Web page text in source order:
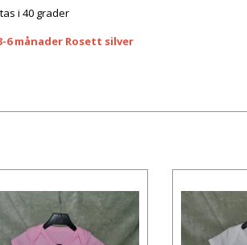
i 40 grader
6 månader Rosett silver